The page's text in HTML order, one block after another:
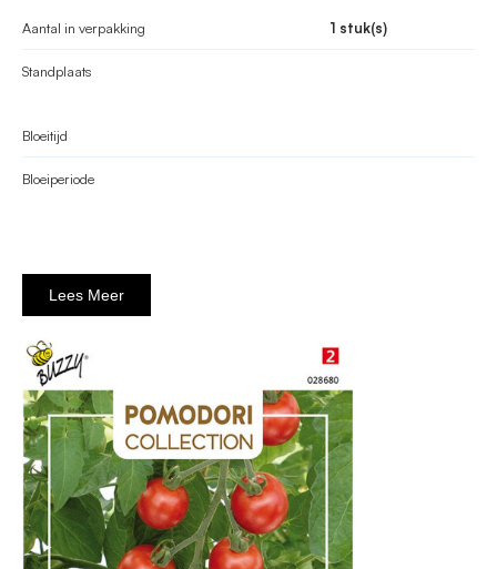
Aantal in verpakking 1 stuk(s)
Standplaats
Bloeitijd
Bloeiperiode
Lees Meer